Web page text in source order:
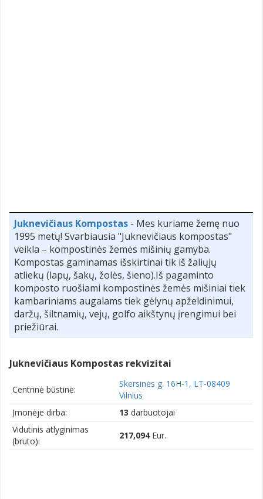
Juknevičiaus Kompostas - Mes kuriame žemę nuo
1995 metų! Svarbiausia "Juknevičiaus kompostas"
veikla – kompostinės žemės mišinių gamyba.
Kompostas gaminamas išskirtinai tik iš žaliųjų
atliekų (lapų, šakų, žolės, šieno).Iš pagaminto
komposto ruošiami kompostinės žemės mišiniai tiek
kambariniams augalams tiek gėlynų apželdinimui,
daržų, šiltnamių, vejų, golfo aikštynų įrengimui bei
priežiūrai.
Juknevičiaus Kompostas rekvizitai
Centrinė būstinė:
Skersinės g. 16H-1, LT-08409
Vilnius
Įmonėje dirba:
13 darbuotojai
Vidutinis atlyginimas
(bruto):
217,094Eur.